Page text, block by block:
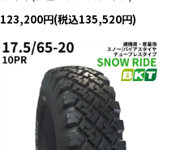
123,200円(税込135,520円)